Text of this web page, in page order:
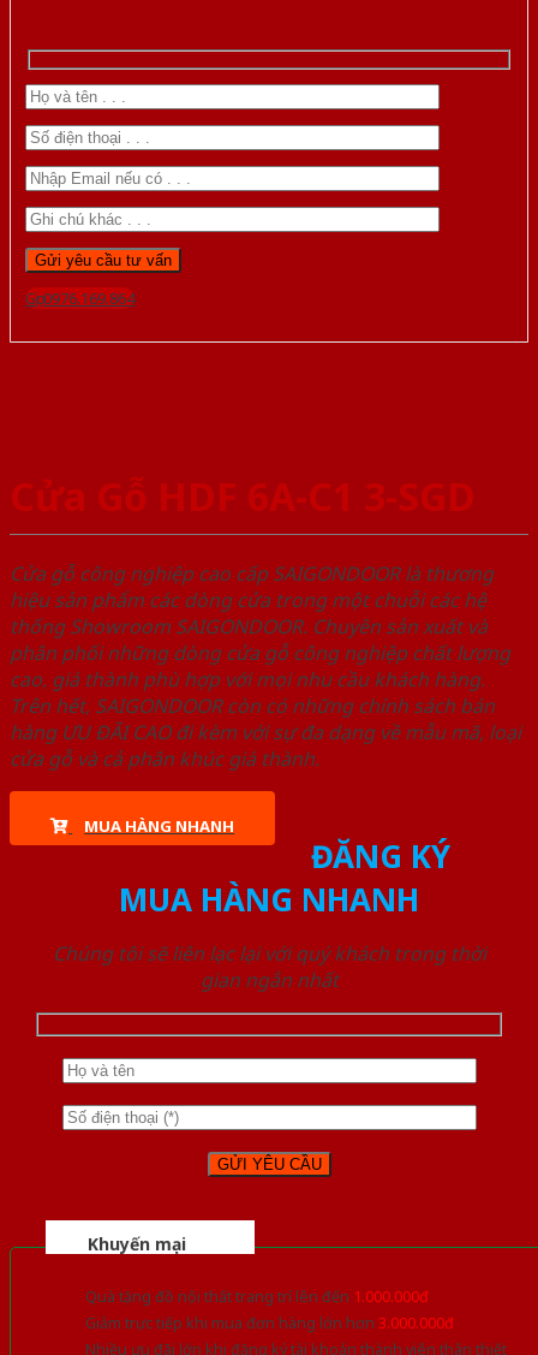
Gọi 0976.169.864
Cửa Gỗ HDF 6A-C1 3-SGD
Cửa gỗ công nghiệp cao cấp SAIGONDOOR là thương
hiệu sản phẩm các dòng cửa trong một chuỗi các hệ
thống Showroom SAIGONDOOR. Chuyên sản xuất và
phân phối những dòng cửa gỗ công nghiệp chất lượng
cao, giá thành phù hợp với mọi nhu cầu khách hàng.
Trên hết, SAIGONDOOR còn có những chính sách bán
hàng ƯU ĐÃI CAO đi kèm với sự đa dạng về mẫu mã, loại
cửa gỗ và cả phân khúc giá thành.
MUA HÀNG NHANH
ĐĂNG KÝ
MUA HÀNG NHANH
Chúng tôi sẽ liên lạc lại với quý khách trong thời
gian ngắn nhất
Khuyến mại
Quà tặng đồ nội thất trang trí lên đến 1.000.000đ
Giảm trực tiếp khi mua đơn hàng lớn hơn 3.000.000đ
Nhiều ưu đãi lớn khi đăng ký tài khoản thành viên thân thiết